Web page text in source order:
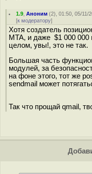
1.9 ,Аноним (2), 01:50, 05/11/
[к модератору]
Хотя создатель
MTA, и даже $1 000 000
целом, увы!, это не так.
Большая часть
модулей, за
на фоне этого, тот же
sendmail может
Так что прощай qmail,